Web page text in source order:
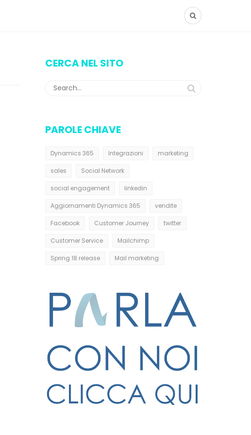
CERCA NEL SITO
PAROLE CHIAVE
Dynamics 365 Integrazioni marketing
sales Social Network
social engagement linkedin
Aggiornamenti Dynamics 365 vendite
Facebook Customer Journey twitter
Customer Service Mailchimp
Spring 18 release Mail marketing